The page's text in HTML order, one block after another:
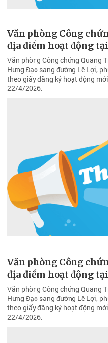
Văn phòng Công
địa điểm hoạt động
Văn phòng Công chứng Quang
Hưng Đạo sang đường Lê Lợi,
theo giấy đăng ký hoạt động
22/4/2026.
Văn phòng Công
địa điểm hoạt động
Văn phòng Công chứng Quang
Hưng Đạo sang đường Lê Lợi,
theo giấy đăng ký hoạt động
22/4/2026.